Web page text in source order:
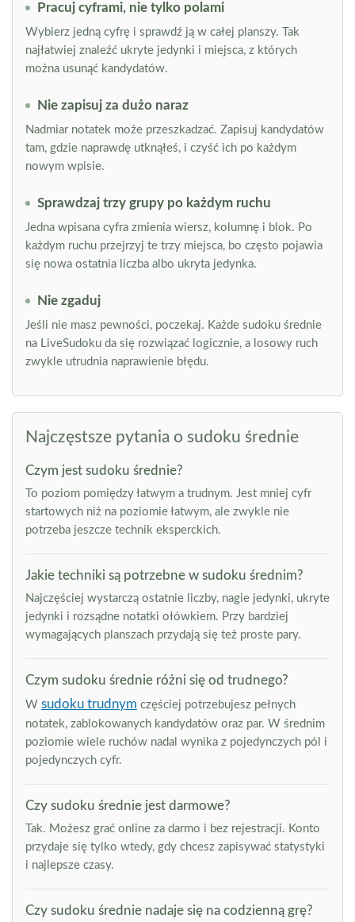
Pracuj cyframi, nie tylko polami
Wybierz jedną cyfrę i sprawdź ją w całej planszy. Tak
najłatwiej znaleźć ukryte jedynki i miejsca, z których
można usunąć kandydatów.
Nie zapisuj za dużo naraz
Nadmiar notatek może przeszkadzać. Zapisuj kandydatów
tam, gdzie naprawdę utknąłeś, i czyść ich po każdym
nowym wpisie.
Sprawdzaj trzy grupy po każdym ruchu
Jedna wpisana cyfra zmienia wiersz, kolumnę i blok. Po
każdym ruchu przejrzyj te trzy miejsca, bo często pojawia
się nowa ostatnia liczba albo ukryta jedynka.
Nie zgaduj
Jeśli nie masz pewności, poczekaj. Każde sudoku średnie
na LiveSudoku da się rozwiązać logicznie, a losowy ruch
zwykle utrudnia naprawienie błędu.
Najczęstsze pytania o sudoku średnie
Czym jest sudoku średnie?
To poziom pomiędzy łatwym a trudnym. Jest mniej cyfr
startowych niż na poziomie łatwym, ale zwykle nie
potrzeba jeszcze technik eksperckich.
Jakie techniki są potrzebne w sudoku średnim?
Najczęściej wystarczą ostatnie liczby, nagie jedynki, ukryte
jedynki i rozsądne notatki ołówkiem. Przy bardziej
wymagających planszach przydają się też proste pary.
Czym sudoku średnie różni się od trudnego?
W sudoku trudnym częściej potrzebujesz pełnych
notatek, zablokowanych kandydatów oraz par. W średnim
poziomie wiele ruchów nadal wynika z pojedynczych pól i
pojedynczych cyfr.
Czy sudoku średnie jest darmowe?
Tak. Możesz grać online za darmo i bez rejestracji. Konto
przydaje się tylko wtedy, gdy chcesz zapisywać statystyki
i najlepsze czasy.
Czy sudoku średnie nadaje się na codzienną grę?